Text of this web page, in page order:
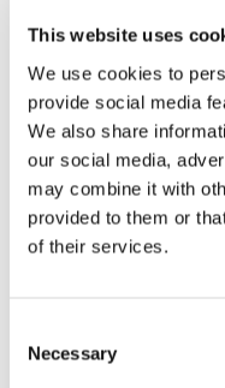
This website uses
We use cookies to
provide social media
We also share
our social media,
may combine it with
provided to them or
of their services.
Necessary
Les qualifications
diplôme ou
secondaire
secondaires
technicien, DAP
professionnelle,
accès aux